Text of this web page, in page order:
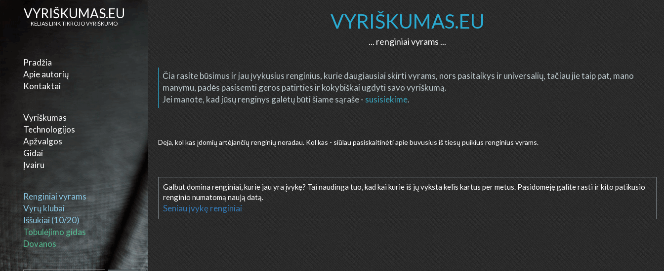
VYRIŠKUMAS.EU
KELIAS LINK TIKROJO VYRIŠKUMO
Pradžia
Apie autorių
Kontaktai
Vyriškumas
Technologijos
Apžvalgos
Gidai
Įvairu
Renginiai vyrams
Vyrų klubai
Iššūkiai (10/20)
Tobulėjimo gidas
Dovanos
VYRIŠKUMAS.EU
... renginiai vyrams ...
Čia rasite būsimus ir jau įvykusius renginius, kurie daugiausiai skirti vyrams, nors pasitaikys ir universalių, tačiau jie taip pat, mano
manymu, padės pasisemti geros patirties ir kokybiškai ugdyti savo vyriškumą.
Jei manote, kad jūsų renginys galėtų būti šiame sąraše - susisiekime.
Deja, kol kas įdomių artėjančių renginių neradau. Kol kas - siūlau pasiskaitinėti apie buvusius iš tiesų puikius renginius vyrams.
Galbūt domina renginiai, kurie jau yra įvykę? Tai naudinga tuo, kad kai kurie iš jų vyksta kelis kartus per metus. Pasidomėję galite rasti ir kito patikusio
renginio numatomą naują datą.
Seniau įvykę renginiai